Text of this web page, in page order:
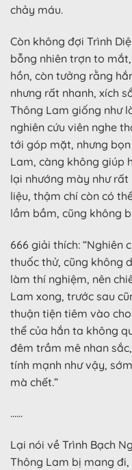
chảy máu.
Còn không đợi Trình
bỗng nhiên trợn to
hồn, còn tưởng rằng
nhưng rất nhanh, xích
Thông Lam giống như
nghiên cứu viên nghe
tới góp mặt, nhưng
Lam, càng không giúp
lại nhướng mày như
liệu, thậm chí còn có
lầm bầm, cũng không
666 giải thích: “Nghiên
thuốc thử, cũng không
làm thí nghiệm, nên
Lam xong, trước sau
thuận tiện tiêm vào
thể của hắn ta không
đêm trầm mê nhan
tính mạnh như vậy,
mà chết.”
……
Lại nói về Trình Bạch
Thông Lam bị mang